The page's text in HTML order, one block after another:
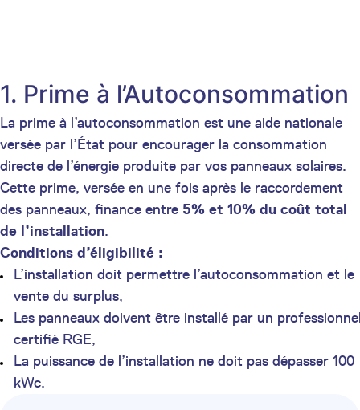
1. Prime à l’Autoconsommation
La prime à l’autoconsommation est une aide nationale
versée par l’État pour encourager la consommation
directe de l’énergie produite par vos panneaux solaires.
Cette prime, versée en une fois après le raccordement
des panneaux, finance entre 5% et 10% du coût total
de l’installation.
Conditions d’éligibilité :
L’installation doit permettre l’autoconsommation et le
vente du surplus,
Les panneaux doivent être installé par un
certifié RGE,
La puissance de l’installation ne doit pas dépasser 100
kWc.